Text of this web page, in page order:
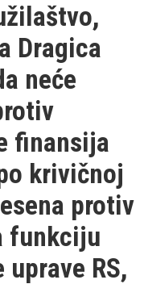
Dragica
neće
finansija
krivičnoj
protiv
funkciju
RS,